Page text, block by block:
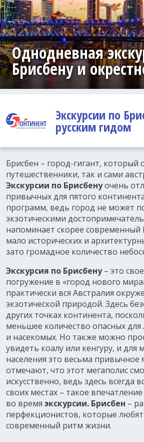
Однодневная
Брисбену и
Экскурсии по
русским гидом
Брисбен – город-гигант, который
путешественники, так и сами
Экскурсии по Брисбенуочень
привычных для пятого
программ, ведь город не может
экзотическими
напоминает скорее
мало исторических и
зато громадное количество
Экскурсия по Брисбену– это
погружение в «город нового
практически вся Австралия
экзотической природой. Здесь
других точках континента,
меньшее количество опасных
и насекомых. Но также можно
увидеть коалу или кенгуру, и для
населения это весьма привычное
отмечают, что этот мегаполис
искусственно, ведь здесь всегда
своих местах – такое
во время экскурсии. Брисбен –
перфекционистов, которые
современный ритм жизни.